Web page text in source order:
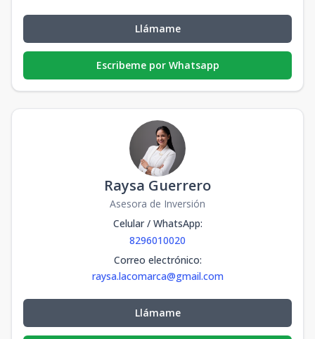
Llámame
Escribeme por Whatsapp
Raysa Guerrero
Asesora de Inversión
Celular / WhatsApp:
8296010020
Correo electrónico:
raysa.lacomarca@gmail.com
Llámame